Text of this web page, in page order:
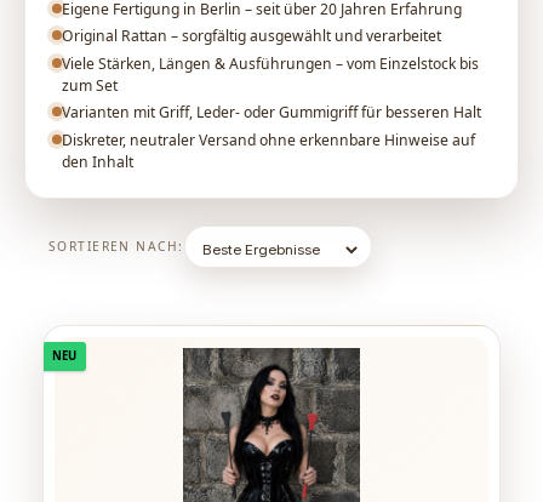
Eigene Fertigung in Berlin – seit über 20 Jahren Erfahrung
Original Rattan – sorgfältig ausgewählt und verarbeitet
Viele Stärken, Längen & Ausführungen – vom Einzelstock bis
zum Set
Varianten mit Griff, Leder- oder Gummigriff für besseren Halt
Diskreter, neutraler Versand ohne erkennbare Hinweise auf
den Inhalt
SORTIEREN NACH:
NEU